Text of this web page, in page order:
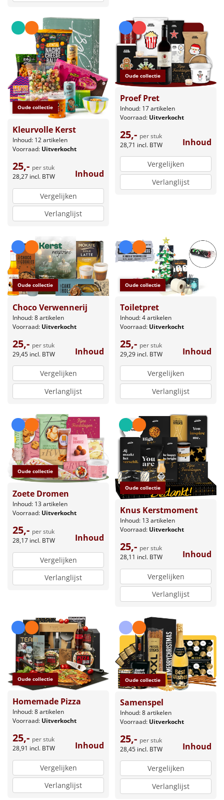
Oude collectie
Kleurvolle Kerst
Inhoud: 12 artikelen
Voorraad: Uitverkocht
25,- per stuk
28,27 incl. BTW Inhoud
Vergelijken
Verlanglijst
Oude collectie
Proef Pret
Inhoud: 17 artikelen
Voorraad: Uitverkocht
25,- per stuk
28,71 incl. BTW Inhoud
Vergelijken
Verlanglijst
Oude collectie
Choco Verwennerij
Inhoud: 8 artikelen
Voorraad: Uitverkocht
25,- per stuk
29,45 incl. BTW Inhoud
Vergelijken
Verlanglijst
Oude collectie
Toiletpret
Inhoud: 4 artikelen
Voorraad: Uitverkocht
25,- per stuk
29,29 incl. BTW Inhoud
Vergelijken
Verlanglijst
Oude collectie
Zoete Dromen
Inhoud: 13 artikelen
Voorraad: Uitverkocht
25,- per stuk
28,17 incl. BTW Inhoud
Vergelijken
Verlanglijst
Oude collectie
Knus Kerstmoment
Inhoud: 13 artikelen
Voorraad: Uitverkocht
25,- per stuk
28,11 incl. BTW Inhoud
Vergelijken
Verlanglijst
Oude collectie
Homemade Pizza
Inhoud: 8 artikelen
Voorraad: Uitverkocht
25,- per stuk
28,91 incl. BTW Inhoud
Vergelijken
Verlanglijst
Oude collectie
Samenspel
Inhoud: 8 artikelen
Voorraad: Uitverkocht
25,- per stuk
28,45 incl. BTW Inhoud
Vergelijken
Verlanglijst